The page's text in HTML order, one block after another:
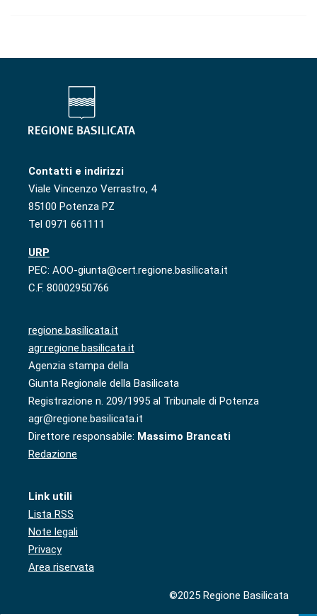
Contatti e indirizzi
Viale Vincenzo Verrastro, 4
85100 Potenza PZ
Tel 0971 661111
URP
PEC: AOO-giunta@cert.regione.basilicata.it
C.F. 80002950766
regione.basilicata.it
agr.regione.basilicata.it
Agenzia stampa della
Giunta Regionale della Basilicata
Registrazione n. 209/1995 al Tribunale di Potenza
agr@regione.basilicata.it
Direttore responsabile: Massimo Brancati
Redazione
Link utili
Lista RSS
Note legali
Privacy
Area riservata
©2025 Regione Basilicata